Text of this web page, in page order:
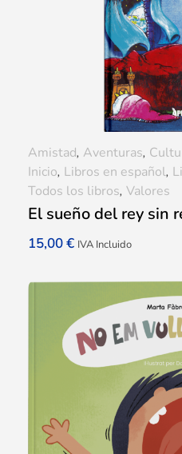
El sueño del rey sin
15,00€ IVA Incluido
Amistad, Aventuras,
Inicio, Libros en español,
Todos los libros, Valores